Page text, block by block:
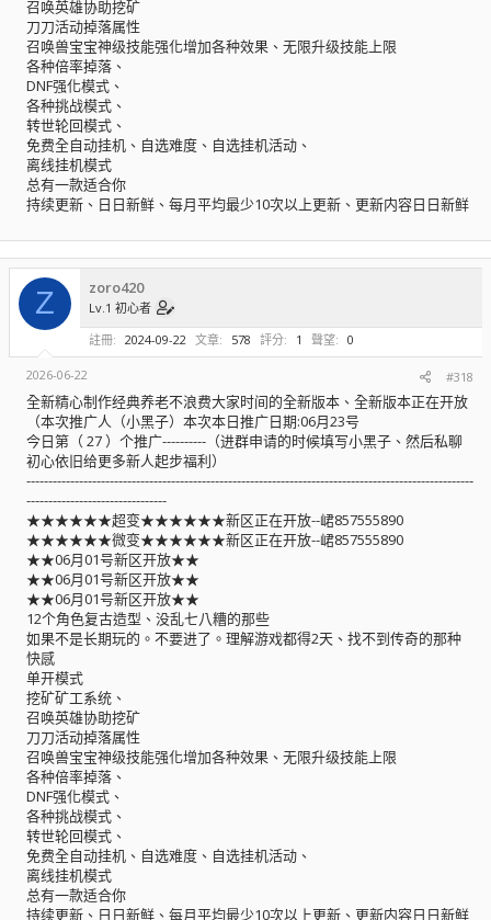
召唤英雄协助挖矿
刀刀活动掉落属性
召唤兽宝宝神级技能强化增加各种效果、无限升级技能上限
各种倍率掉落、
DNF强化模式、
各种挑战模式、
转世轮回模式、
免费全自动挂机、自选难度、自选挂机活动、
离线挂机模式
总有一款适合你
持续更新、日日新鲜、每月平均最少10次以上更新、更新内容日日新鲜
Z zoro420
Lv.1 初心者
註冊
2024-09-22 文章 578 評分 1 聲望 0
2026-06-22 #318
全新精心制作经典养老不浪费大家时间的全新版本、全新版本正在开放
（本次推广人（小黑子）本次本日推广日期:06月23号
今日第（ 27 ）个推广----------（进群申请的时候填写小黑子、然后私聊
初心依旧给更多新人起步福利）
------------------------------------------------------------------------------------------------------
--------------------------------
★★★★★★超变★★★★★★新区正在开放--峮857555890
★★★★★★微变★★★★★★新区正在开放--峮857555890
★★06月01号新区开放★★
★★06月01号新区开放★★
★★06月01号新区开放★★
12个角色复古造型、没乱七八糟的那些
如果不是长期玩的。不要进了。理解游戏都得2天、找不到传奇的那种
快感
单开模式
挖矿矿工系统、
召唤英雄协助挖矿
刀刀活动掉落属性
召唤兽宝宝神级技能强化增加各种效果、无限升级技能上限
各种倍率掉落、
DNF强化模式、
各种挑战模式、
转世轮回模式、
免费全自动挂机、自选难度、自选挂机活动、
离线挂机模式
总有一款适合你
持续更新、日日新鲜、每月平均最少10次以上更新、更新内容日日新鲜